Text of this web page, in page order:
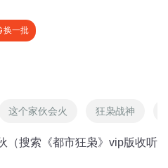
换一批
这个家伙会火 狂枭战神
（搜索《都市狂枭》vip版收听